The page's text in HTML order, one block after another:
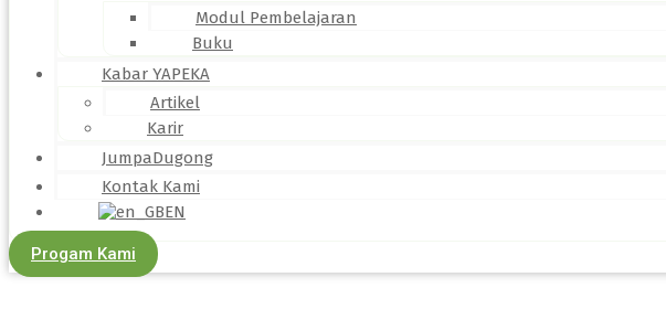
Modul Pembelajaran
Buku
Kabar YAPEKA
Artikel
Karir
JumpaDugong
Kontak Kami
EN
Progam Kami